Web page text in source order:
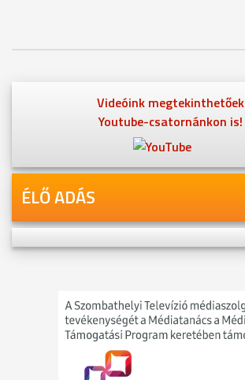
Videóink megtekinthetőek
Youtube-csatornánkon is!
ÉLŐ ADÁS